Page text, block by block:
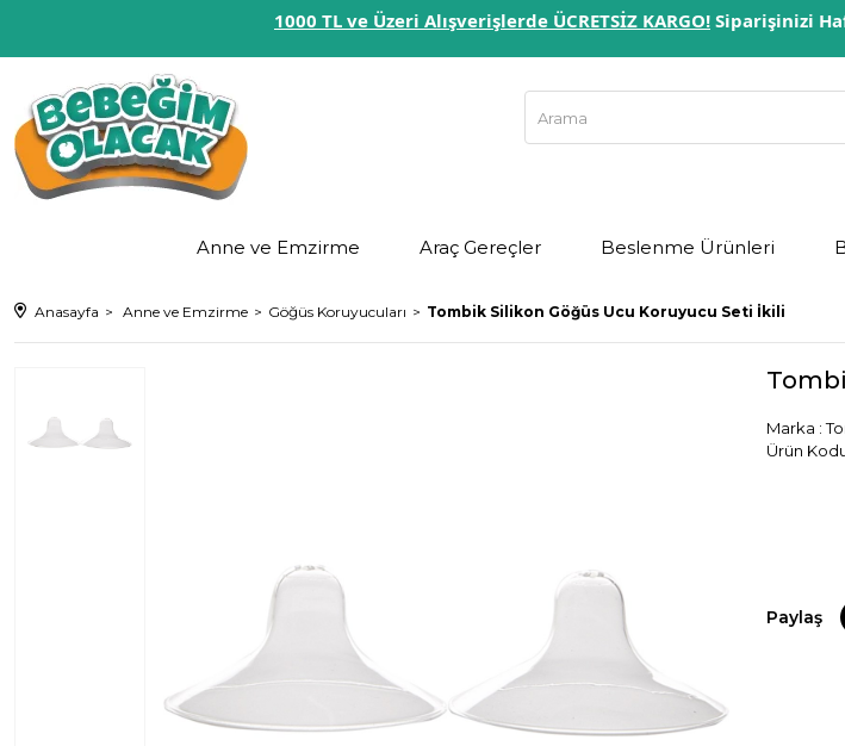
1000 TL ve Üzeri Alışverişlerde ÜCRETSİZ KARGO! Siparişinizi
Anne ve Emzirme Araç Gereçler Beslenme Ürünleri
Anasayfa Anne ve Emzirme Göğüs Koruyucuları Tombik Silikon Göğüs Ucu Koruyucu Seti İkili
Marka :
Paylaş